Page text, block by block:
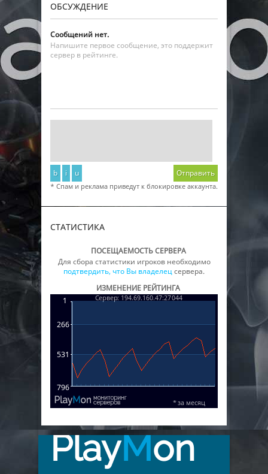
ОБСУЖДЕНИЕ
Сообщений нет.
Напишите первое сообщение, это поддержит
сервер в рейтинге.
b i u Отправить
* Спам и реклама приведут к блокировке аккаунта.
СТАТИСТИКА
ПОСЕЩАЕМОСТЬ СЕРВЕРА
Для сбора статистики игроков необходимо
подтвердить, что Вы владелецсервера.
ИЗМЕНЕНИЕ РЕЙТИНГА
PlayMon